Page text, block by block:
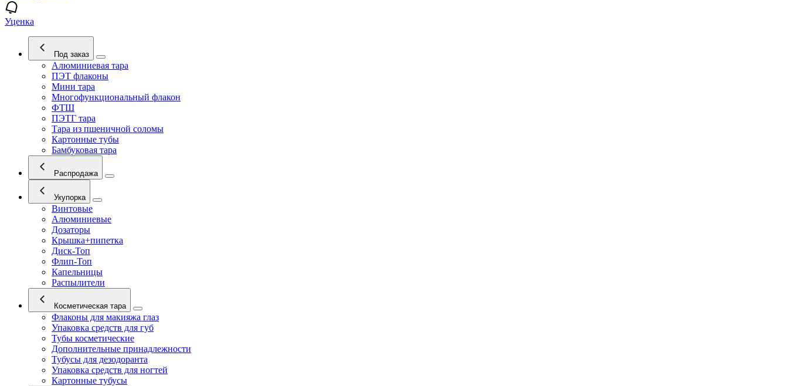
Уценка
Под заказ
Алюминиевая тара
ПЭТ флаконы
Мини тара
Многофункциональный флакон
ФТШ
ПЭТГ тара
Тара из пшеничной соломы
Картонные тубы
Бамбуковая тара
Распродажа
Укупорка
Винтовые
Алюминиевые
Дозаторы
Крышка+пипетка
Диск-Топ
Флип-Топ
Капельницы
Распылители
Косметическая тара
Флаконы для макияжа глаз
Упаковка средств для губ
Тубы косметические
Дополнительные принадлежности
Тубусы для дезодоранта
Упаковка средств для ногтей
Картонные тубусы